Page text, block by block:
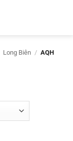
Long Biên / AQH